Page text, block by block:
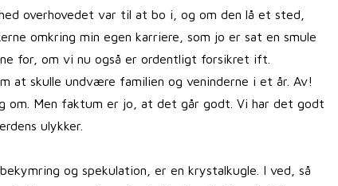
overhovedet var til at bo i, og om den lå et sted,
omkring min egen karriere, som jo er sat en smule
for, om vi nu også er ordentligt forsikret ift.
at skulle undvære familien og veninderne i et år. Av!
om. Men faktum er jo, at det går godt. Vi har det godt
ulykker.
og spekulation, er en krystalkugle. I ved, så